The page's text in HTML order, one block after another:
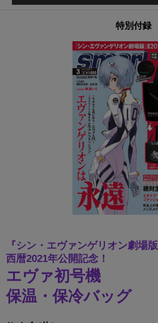
特別付録
『シン・エヴァンゲリオン劇場版
西暦2021年公開記念！
エヴァ初号機
保温・保冷バッグ